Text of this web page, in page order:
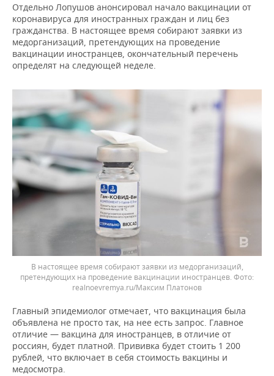
Отдельно Лопушов анонсировал начало вакцинации от
коронавируса для иностранных граждан и лиц без
гражданства. В настоящее время собирают заявки из
медорганизаций, претендующих на проведение
вакцинации иностранцев, окончательный перечень
определят на следующей неделе.
В настоящее время собирают заявки из медорганизаций,
претендующих на проведение вакцинации иностранцев.
realnoevremya.ru/Максим Платонов
Главный эпидемиолог отмечает, что вакцинация была
объявлена не просто так, на нее есть запрос. Главное
отличие — вакцина для иностранцев, в отличие от
россиян, будет платной. Прививка будет стоить 1 200
рублей, что включает в себя стоимость вакцины и
медосмотра.